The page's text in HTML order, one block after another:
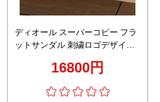
ディオール スーパーコピー フラ
ットサンダル 刺繍ロゴデザイン
16800円